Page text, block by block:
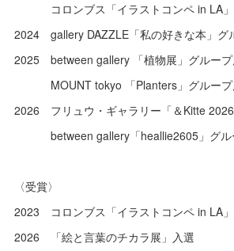
コロンブス「イラストコンペ in LA」
2024 gallery DAZZLE「私の好きな本」グ
2025 between gallery 「植物展」グループ
MOUNT tokyo 「Planters」グループ
2026 フリュウ・ギャラリー「＆Kitte
between gallery「heallie2605」グル
〈受賞〉
2023 コロンブス「イラストコンペ in LA
2026 「絵と言葉のチカラ展」入選